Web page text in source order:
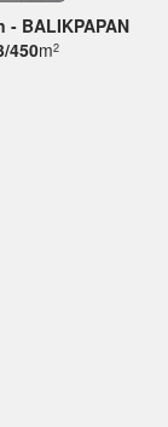
BALIKPAPAN
450m2